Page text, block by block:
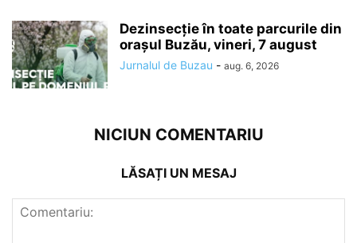
Dezinsecție în toate parcurile din
orașul Buzău, vineri, 7 august
Jurnalul de Buzau - aug. 6, 2026
NICIUN COMENTARIU
LĂSAȚI UN MESAJ